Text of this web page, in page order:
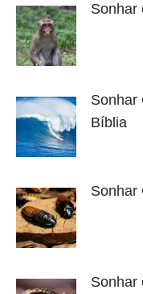
Sonhar
Sonhar
Bíblia
Sonhar
Sonhar